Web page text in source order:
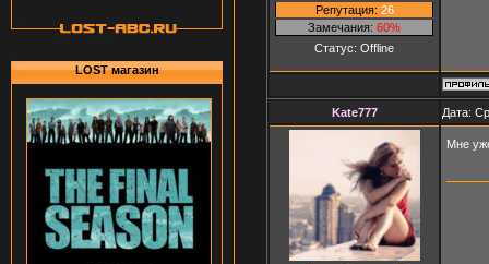
LOST магазин
Репутация: 26
Замечания: 60%
Статус: Offline
Kate777 Дата:
Мне